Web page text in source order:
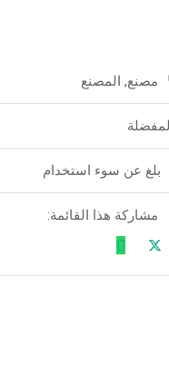
مصنع, المصنع
بلغ عن سوء استخدام
مشاركة هذا القائمة: